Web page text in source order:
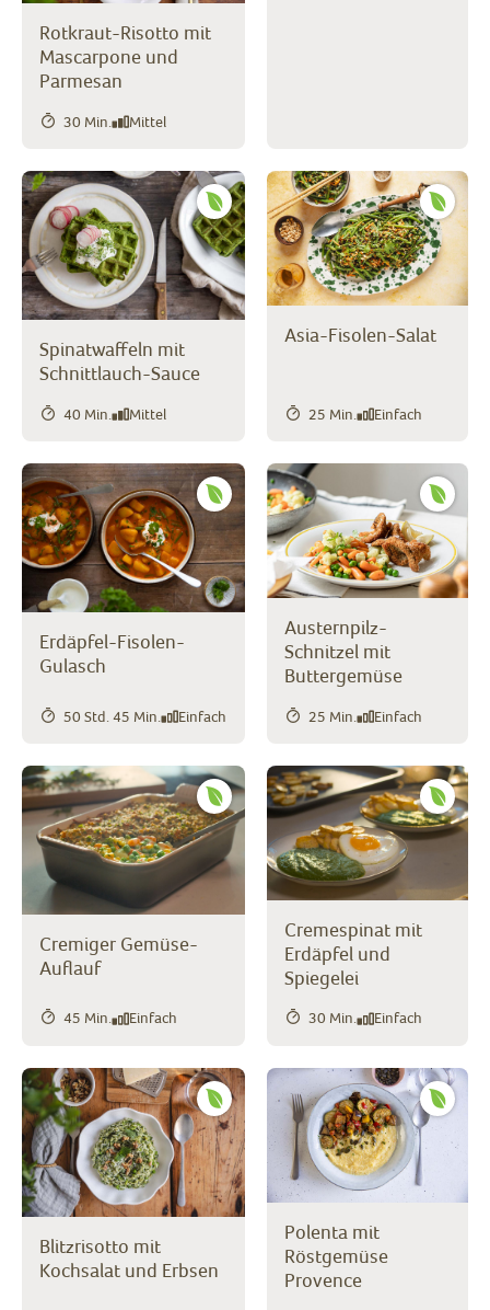
Rotkraut-Risotto mit
Mascarpone und
Parmesan
30 Min. Mittel
Spinatwaffeln mit
Schnittlauch-Sauce
40 Min. Mittel
Asia-Fisolen-Salat
25 Min. Einfach
Erdäpfel-Fisolen-
Gulasch
50 Std. 45 Min. Einfach
Austernpilz-
Schnitzel mit
Buttergemüse
25 Min. Einfach
Cremiger Gemüse-
Auflauf
45 Min. Einfach
Cremespinat mit
Erdäpfel und
Spiegelei
30 Min. Einfach
Blitzrisotto mit
Kochsalat und Erbsen
Polenta mit
Röstgemüse
Provence